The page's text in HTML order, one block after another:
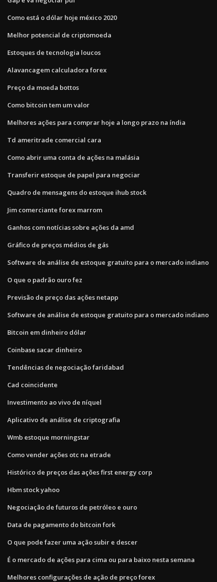
Como está o dólar hoje méxico 2020
Melhor potencial de criptomoeda
Estoques de tecnologia loucos
Alavancagem calculadora forex
Preço da moeda bottos
Como bitcoin tem um valor
Melhores ações para comprar hoje a longo prazo na índia
Td ameritrade comercial cara
Como abrir uma conta de ações na malásia
Transferir estoque de papel para negociar
Quadro de mensagens do estoque ihub stock
Jim comerciante forex marrom
Ganhos com notícias sobre ações da amd
Gráfico de preços médios de gás
Software de análise de estoque gratuito para o mercado indiano
O que o padrão ouro fez
Previsão de preço das ações netapp
Software de análise de estoque gratuito para o mercado indiano
Bitcoin em dinheiro dólar
Coinbase sacar dinheiro
Tendências de negociação faridabad
Cad coincidente
Investimento ao vivo de níquel
Aplicativo de análise de criptografia
Wmb estoque morningstar
Como vender ações otc na etrade
Histórico de preços das ações first energy corp
Hbm stock yahoo
Negociação de futuros de petróleo e ouro
Data de pagamento do bitcoin fork
O que pode fazer uma ação subir e descer
É o mercado de ações para cima ou para baixo nesta semana
Melhores configurações de ação de preço forex